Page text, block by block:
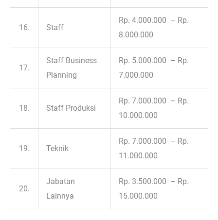
16. Staff
Rp. 4.000.000 – Rp.
8.000.000
17.
Staff Business
Planning
Rp. 5.000.000 – Rp.
7.000.000
18. Staff Produksi
Rp. 7.000.000 – Rp.
10.000.000
19. Teknik
Rp. 7.000.000 – Rp.
11.000.000
20.
Jabatan
Lainnya
Rp. 3.500.000 – Rp.
15.000.000